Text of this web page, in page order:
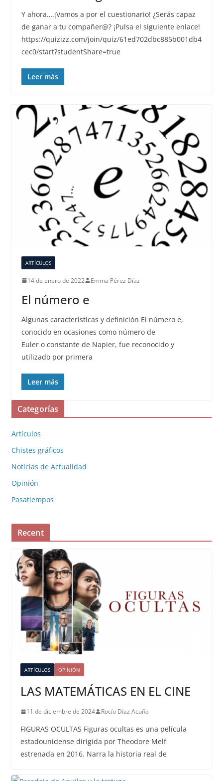
Y ahora….¡Vamos a por el cuestionario! ¿Serás capaz
de ganar a tu compañer@? ¡Pulsa el siguiente enlace!
https://quizizz.com/join/quiz/61ed702dbc885b001db4
cec0/start?studentShare=true
Leer más
ARTÍCULOS
14 de enero de 2022 Emma Pérez Díaz
El número e
Algunas características y definición El número e,
conocido en ocasiones como número de
Euler o constante de Napier, fue reconocido y
utilizado por primera
Leer más
Categorías
Artículos
Chistes gráficos
Noticias de Actualidad
Opinión
Pasatiempos
Recent
ARTÍCULOS OPINIÓN
LAS MATEMÁTICAS EN EL CINE
11 de diciembre de 2024 Rocío Díaz Acuña
FIGURAS OCULTAS Figuras ocultas es una película
estadounidense dirigida por Theodore Melfi
estrenada en 2016. Narra la historia real de